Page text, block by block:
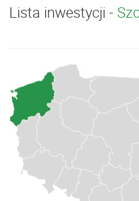
Lista inwestycji -